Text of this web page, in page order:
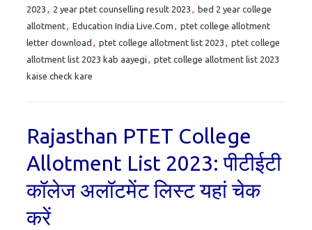
2023 , 2 year ptet counselling result 2023 , bed 2 year college
allotment, Education India Live.Com , ptet college allotment
letter download , ptet college allotment list 2023 , ptet college
allotment list 2023 kab aayegi , ptet college allotment list 2023
kaise check kare
Rajasthan PTET College
Allotment List 2023: पीटीईटी
कॉलेज अलॉटमेंट लिस्ट यहां चेक
करें